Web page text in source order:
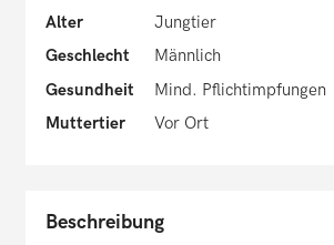
Alter
Jungtier
Geschlecht
Männlich
Gesundheit
Mind. Pflichtimpfungen
Muttertier
Vor Ort
Beschreibung